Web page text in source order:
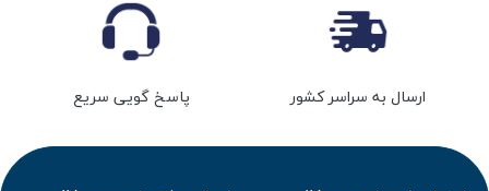
ارسال به سراسر کشور پاسخ گویی سریع